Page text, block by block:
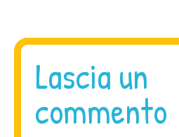
Lascia un
commento